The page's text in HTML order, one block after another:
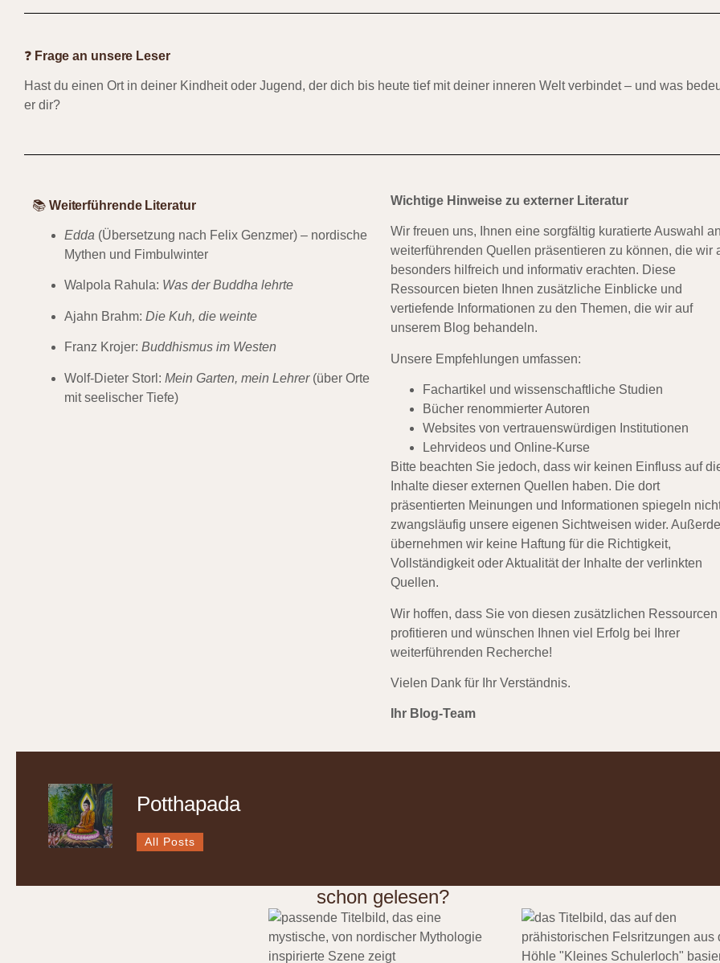
❓ Frage an unsere Leser
Hast du einen Ort in deiner Kindheit oder Jugend, der dich bis heute tief mit deiner inneren Welt verbindet – und was
er dir?
📚 Weiterführende Literatur
Edda (Übersetzung nach Felix Genzmer) – nordische
Mythen und Fimbulwinter
Walpola Rahula: Was der Buddha lehrte
Ajahn Brahm: Die Kuh, die weinte
Franz Krojer: Buddhismus im Westen
Wolf-Dieter Storl: Mein Garten, mein Lehrer(über Orte
mit seelischer Tiefe)
Wichtige Hinweise zu externer Literatur
Wir freuen uns, Ihnen eine sorgfältig kuratierte Auswahl an
weiterführenden Quellen präsentieren zu können, die wir
besonders hilfreich und informativ erachten. Diese
Ressourcen bieten Ihnen zusätzliche Einblicke und
vertiefende Informationen zu den Themen, die wir auf
unserem Blog behandeln.
Unsere Empfehlungen umfassen:
Fachartikel und wissenschaftliche Studien
Bücher renommierter Autoren
Websites von vertrauenswürdigen Institutionen
Lehrvideos und Online-Kurse
Bitte beachten Sie jedoch, dass wir keinen Einfluss auf
Inhalte dieser externen Quellen haben. Die dort
präsentierten Meinungen und Informationen spiegeln
zwangsläufig unsere eigenen Sichtweisen wider.
übernehmen wir keine Haftung für die Richtigkeit,
Vollständigkeit oder Aktualität der Inhalte der verlinkten
Quellen.
Wir hoffen, dass Sie von diesen zusätzlichen Ressourcen
profitieren und wünschen Ihnen viel Erfolg bei Ihrer
weiterführenden Recherche!
Vielen Dank für Ihr Verständnis.
Ihr Blog-Team
Potthapada
All Posts
schon gelesen?